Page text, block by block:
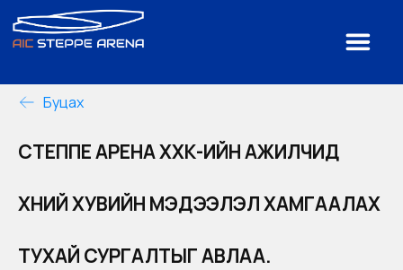
Буцах
СТЕППЕ АРЕНА ХХК-ИЙН АЖИЛЧИД
ХҮНИЙ ХУВИЙН МЭДЭЭЛЭЛ ХАМГААЛАХ
ТУХАЙ СУРГАЛТЫГ АВЛАА.